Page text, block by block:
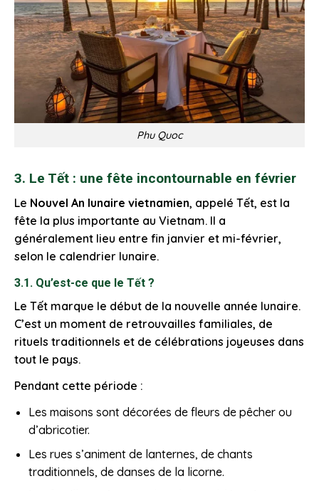
Phu Quoc
3. Le Tết : une fête incontournable en février
Le Nouvel An lunaire vietnamien, appelé Tết, est la
fête la plus importante au Vietnam. Il a
généralement lieu entre fin janvier et mi-février,
selon le calendrier lunaire.
3.1. Qu’est-ce que le Tết ?
Le Tết marque le début de la nouvelle année lunaire.
C’est un moment de retrouvailles familiales, de
rituels traditionnels et de célébrations joyeuses dans
tout le pays.
Pendant cette période :
Les maisons sont décorées de fleurs de pêcher ou
d’abricotier.
Les rues s’animent de lanternes, de chants
traditionnels, de danses de la licorne.